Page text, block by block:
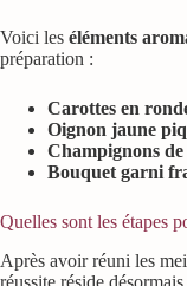
Voici les éléments
préparation :
Carottes en
Oignon jaune
Champignons
Bouquet garni
Quelles sont les étapes
Après avoir réuni les
réussite réside